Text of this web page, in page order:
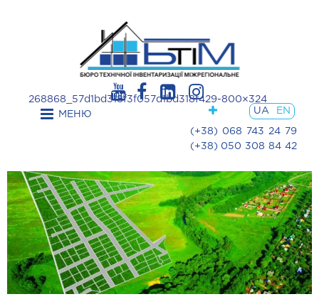
(+38) 068 743 24 79
(+38) 050 308 84 42
UA EN
МЕНЮ
268868_57d1bd318f3f057d1bd318f429-800×324